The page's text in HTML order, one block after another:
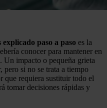
paso a paso es la
conocer para mantener en
Un impacto o pequeña grieta
pero si no se trata a tiempo
que requiera sustituir todo el
tomar decisiones rápidas y